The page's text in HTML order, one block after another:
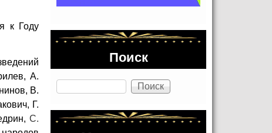
к Году
А.
В.
Г.
С.
Поиск
Поиск